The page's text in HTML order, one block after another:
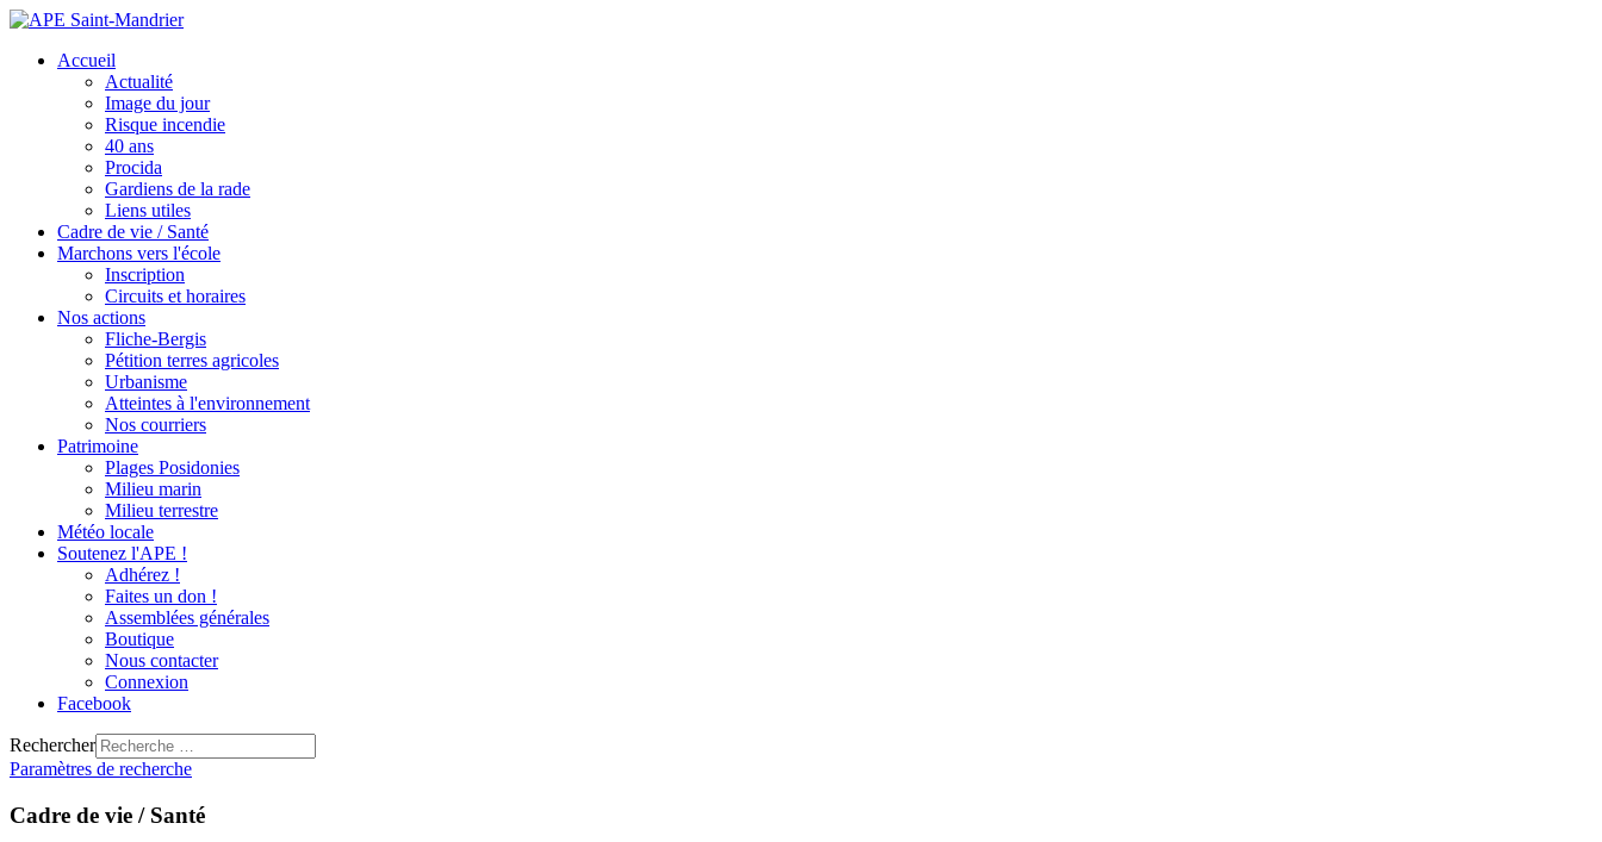
Accueil
Actualité
Image du jour
Risque incendie
40 ans
Procida
Gardiens de la rade
Liens utiles
Cadre de vie / Santé
Marchons vers l'école
Inscription
Circuits et horaires
Nos actions
Fliche-Bergis
Pétition terres agricoles
Urbanisme
Atteintes à l'environnement
Nos courriers
Patrimoine
Plages Posidonies
Milieu marin
Milieu terrestre
Météo locale
Soutenez l'APE !
Adhérez !
Faites un don !
Assemblées générales
Boutique
Nous contacter
Connexion
Facebook
Rechercher
Paramètres de recherche
Cadre de vie / Santé